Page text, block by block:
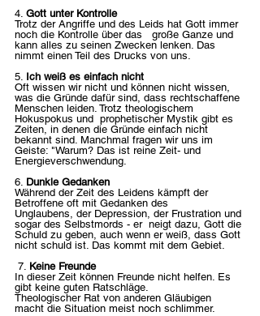
4. Gott unter Kontrolle
Trotz der Angriffe und des Leids hat Gott immer
noch die Kontrolle über das   große Ganze und
kann alles zu seinen Zwecken lenken. Das
nimmt einen Teil des Drucks von uns.
5. Ich weiß es einfach nicht
Oft wissen wir nicht und können nicht wissen,
was die Gründe dafür sind, dass rechtschaffene
Menschen leiden. Trotz theologischem
Hokuspokus und  prophetischer Mystik gibt es
Zeiten, in denen die Gründe einfach nicht
bekannt sind. Manchmal fragen wir uns im
Geiste: "Warum? Das ist reine Zeit- und
Energieverschwendung.
6. Dunkle Gedanken
Während der Zeit des Leidens kämpft der
Betroffene oft mit Gedanken des
Unglaubens, der Depression, der Frustration und
sogar des Selbstmords - er  neigt dazu, Gott die
Schuld zu geben, auch wenn er weiß, dass Gott
nicht schuld ist. Das kommt mit dem Gebiet.
7. Keine Freunde
In dieser Zeit können Freunde nicht helfen. Es
gibt keine guten Ratschläge.
Theologischer Rat von anderen Gläubigen
macht die Situation meist noch schlimmer.